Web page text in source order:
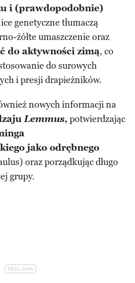
i (prawdopodobnie)
genetyczne tłumaczą
żółte umaszczenie oraz
do aktywności zimą, co
do surowych
i presji drapieżników.
nowych informacji na
Lemmus, potwierdzając
jako odrębnego
oraz porządkując długo
grupy.